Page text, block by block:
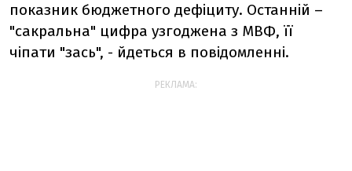
показник бюджетного дефіциту. Останній –
"сакральна" цифра узгоджена з МВФ, її
чіпати "зась", - йдеться в повідомленні.
РЕКЛАМА: